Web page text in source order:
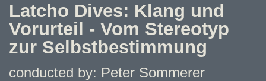
Latcho Dives: Klang und
Vorurteil - Vom Stereotyp
zur Selbstbestimmung
conducted by: Peter Sommerer